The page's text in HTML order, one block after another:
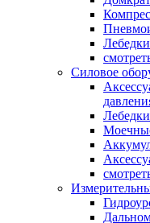
Силовое
Лебедки